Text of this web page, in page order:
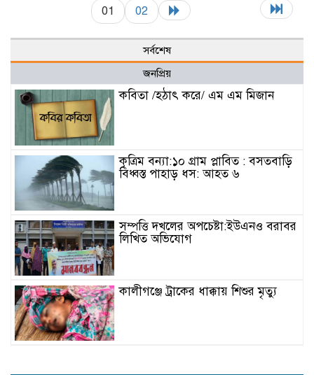
01 02
সর্বশেষ
জনপ্রিয়
কবিতা /হঠাৎ করে/ এম এম মিজান
কৃত্রিম বন্যা:১০ গ্রাম প্লাবিত : বসতবাড়ি
বিধ্বস্ত পাহাড় ধস: আহত ৬
সম্পত্তি দখলের অপচেষ্টা:ইউএনও বরাবর
লিখিত অভিযোগ
কালীগঞ্জে ট্রাকের ধাক্কায় শিশুর মৃত্যু